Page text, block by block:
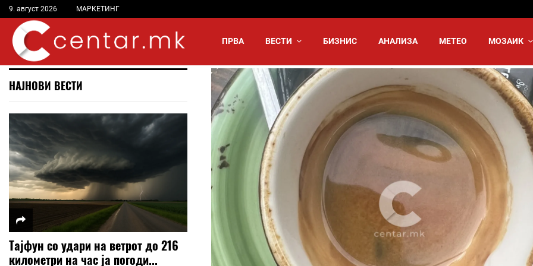
9. август 2026 МАРКЕТИНГ
ПРВА ВЕСТИ БИЗНИС АНАЛИЗА МЕТЕО МОЗАИК
НАЈНОВИ ВЕСТИ
Тајфун со удари на ветрот до 216
километри на час ја погоди...